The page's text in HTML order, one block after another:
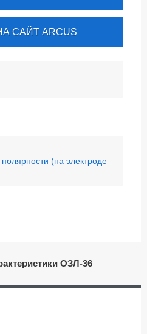
САЙТ ARCUS
(на электроде
ОЗЛ-36